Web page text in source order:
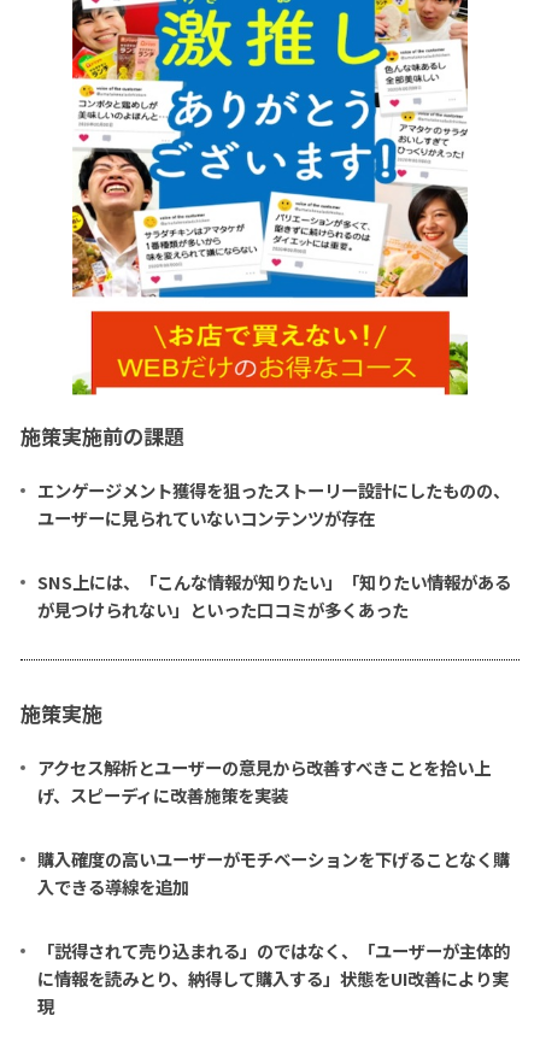
施策実施前の課題
エンゲージメント獲得を狙ったストーリー設計にしたものの、
ユーザーに見られていないコンテンツが存在
SNS上には、「こんな情報が知りたい」「知りたい情報がある
が見つけられない」といった口コミが多くあった
施策実施
アクセス解析とユーザーの意見から改善すべきことを拾い上
げ、スピーディに改善施策を実装
購入確度の高いユーザーがモチベーションを下げることなく購
入できる導線を追加
「説得されて売り込まれる」のではなく、「ユーザーが主体的
に情報を読みとり、納得して購入する」状態をUI改善により実
現